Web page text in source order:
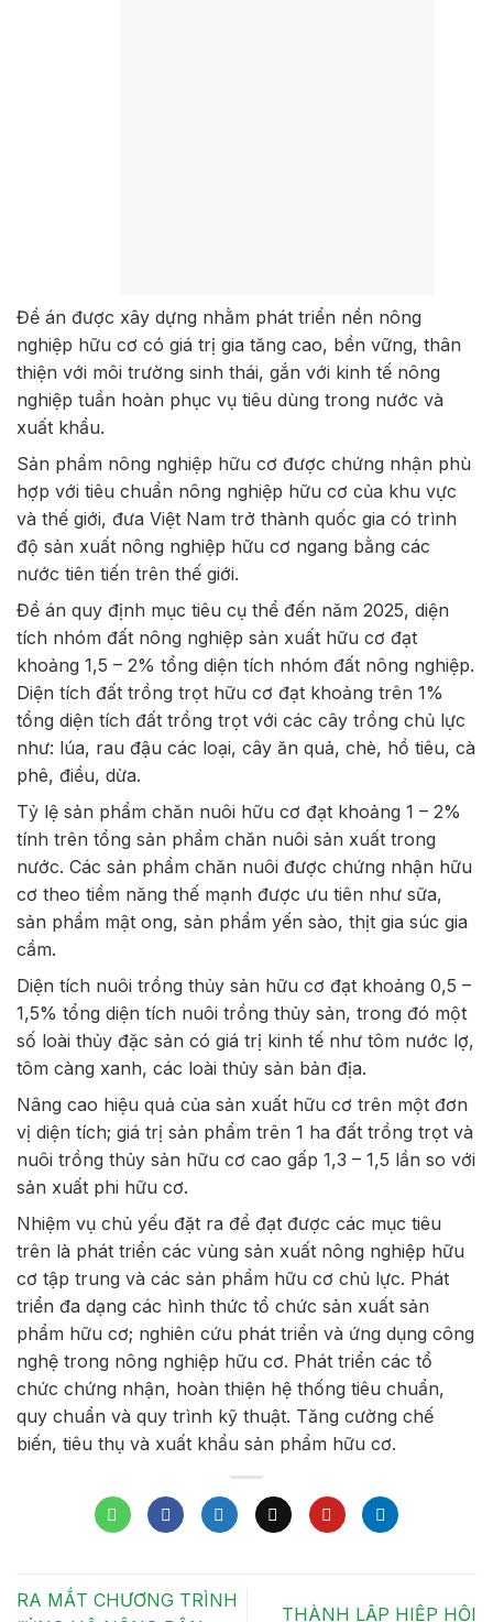
Đề án được xây dựng nhằm phát triển nền nông
nghiệp hữu cơ có giá trị gia tăng cao, bền vững, thân
thiện với môi trường sinh thái, gắn với kinh tế nông
nghiệp tuần hoàn phục vụ tiêu dùng trong nước và
xuất khẩu.
Sản phẩm nông nghiệp hữu cơ được chứng nhận phù
hợp với tiêu chuẩn nông nghiệp hữu cơ của khu vực
và thế giới, đưa Việt Nam trở thành quốc gia có trình
độ sản xuất nông nghiệp hữu cơ ngang bằng các
nước tiên tiến trên thế giới.
Đề án quy định mục tiêu cụ thể đến năm 2025, diện
tích nhóm đất nông nghiệp sản xuất hữu cơ đạt
khoảng 1,5 – 2% tổng diện tích nhóm đất nông nghiệp.
Diện tích đất trồng trọt hữu cơ đạt khoảng trên 1%
tổng diện tích đất trồng trọt với các cây trồng chủ lực
như: lúa, rau đậu các loại, cây ăn quả, chè, hồ tiêu, cà
phê, điều, dừa.
Tỷ lệ sản phẩm chăn nuôi hữu cơ đạt khoảng 1 – 2%
tính trên tổng sản phẩm chăn nuôi sản xuất trong
nước. Các sản phẩm chăn nuôi được chứng nhận hữu
cơ theo tiềm năng thế mạnh được ưu tiên như sữa,
sản phẩm mật ong, sản phẩm yến sào, thịt gia súc gia
cầm.
Diện tích nuôi trồng thủy sản hữu cơ đạt khoảng 0,5 –
1,5% tổng diện tích nuôi trồng thủy sản, trong đó một
số loài thủy đặc sản có giá trị kinh tế như tôm nước lợ,
tôm càng xanh, các loài thủy sản bản địa.
Nâng cao hiệu quả của sản xuất hữu cơ trên một đơn
vị diện tích; giá trị sản phẩm trên 1 ha đất trồng trọt và
nuôi trồng thủy sản hữu cơ cao gấp 1,3 – 1,5 lần so với
sản xuất phi hữu cơ.
Nhiệm vụ chủ yếu đặt ra để đạt được các mục tiêu
trên là phát triển các vùng sản xuất nông nghiệp hữu
cơ tập trung và các sản phẩm hữu cơ chủ lực. Phát
triển đa dạng các hình thức tổ chức sản xuất sản
phẩm hữu cơ; nghiên cứu phát triển và ứng dụng công
nghệ trong nông nghiệp hữu cơ. Phát triển các tổ
chức chứng nhận, hoàn thiện hệ thống tiêu chuẩn,
quy chuẩn và quy trình kỹ thuật. Tăng cường chế
biến, tiêu thụ và xuất khẩu sản phẩm hữu cơ.
RA MẮT CHƯƠNG TRÌNH
THÀNH LẬP HIỆP HỘI